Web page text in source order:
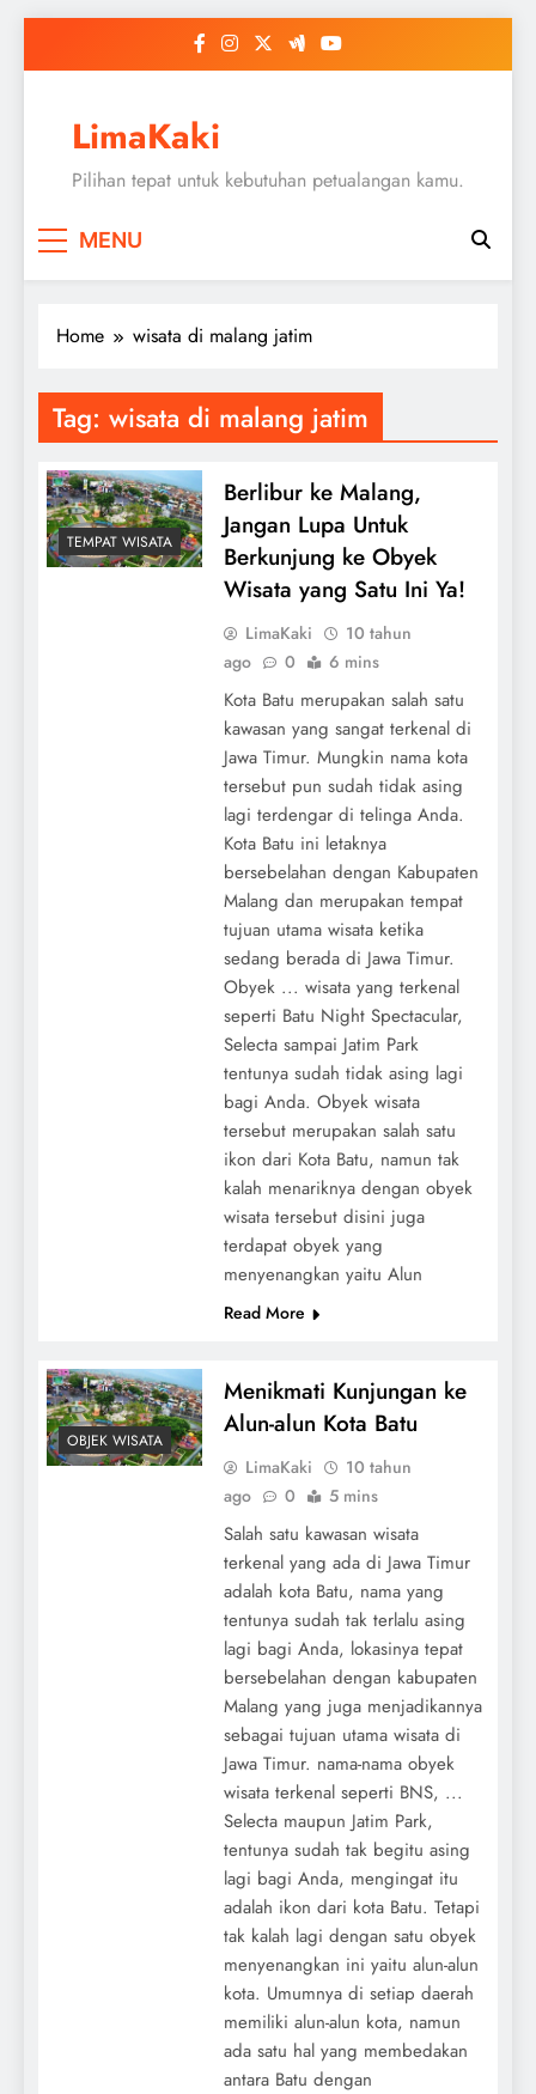
LimaKaki
Pilihan tepat untuk kebutuhan petualangan kamu.
MENU
Home wisata di malang jatim
Tag: wisata di malang jatim
TEMPAT WISATA
Berlibur ke Malang,
Jangan Lupa Untuk
Berkunjung ke Obyek
Wisata yang Satu Ini Ya!
LimaKaki
10 tahun
ago
0 6 mins
Kota Batu merupakan salah satu
kawasan yang sangat terkenal di
Jawa Timur. Mungkin nama kota
tersebut pun sudah tidak asing
lagi terdengar di telinga Anda.
Kota Batu ini letaknya
bersebelahan dengan Kabupaten
Malang dan merupakan tempat
tujuan utama wisata ketika
sedang berada di Jawa Timur.
Obyek ... wisata yang terkenal
seperti Batu Night Spectacular,
Selecta sampai Jatim Park
tentunya sudah tidak asing lagi
bagi Anda. Obyek wisata
tersebut merupakan salah satu
ikon dari Kota Batu, namun tak
kalah menariknya dengan obyek
wisata tersebut disini juga
terdapat obyek yang
menyenangkan yaitu Alun
Read More
OBJEK WISATA
Menikmati Kunjungan ke
Alun-alun Kota Batu
LimaKaki
10 tahun
ago
0 5 mins
Salah satu kawasan wisata
terkenal yang ada di Jawa Timur
adalah kota Batu, nama yang
tentunya sudah tak terlalu asing
lagi bagi Anda, lokasinya tepat
bersebelahan dengan kabupaten
Malang yang juga menjadikannya
sebagai tujuan utama wisata di
Jawa Timur. nama-nama obyek
wisata terkenal seperti BNS, ...
Selecta maupun Jatim Park,
tentunya sudah tak begitu asing
lagi bagi Anda, mengingat itu
adalah ikon dari kota Batu. Tetapi
tak kalah lagi dengan satu obyek
menyenangkan ini yaitu alun-alun
kota. Umumnya di setiap daerah
memiliki alun-alun kota, namun
ada satu hal yang membedakan
antara Batu dengan